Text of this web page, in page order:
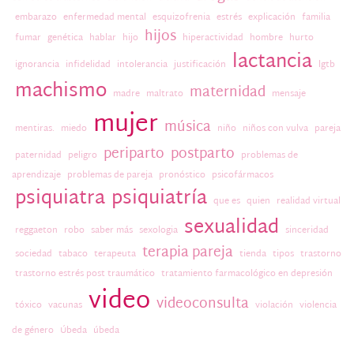
embarazo enfermedad mental esquizofrenia estrés explicación familia
fumar genética hablar hijo hijos hiperactividad hombre hurto
ignorancia infidelidad intolerancia justificación lactancia lgtb
machismo madre maltrato maternidad mensaje
mentiras. miedo mujer música niño niños con vulva pareja
paternidad peligro periparto postparto problemas de
aprendizaje problemas de pareja pronóstico psicofármacos
psiquiatra psiquiatría que es quien realidad virtual
reggaeton robo saber más sexologia sexualidad sinceridad
sociedad tabaco terapeuta terapia pareja tienda tipos trastorno
trastorno estrés post traumático tratamiento farmacológico en depresión
tóxico vacunas video videoconsulta violación violencia
de género Úbeda úbeda